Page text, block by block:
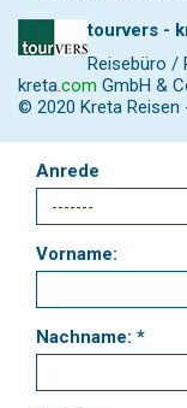
tourvers -
Reisebüro /
kreta.com GmbH &
© 2020 Kreta Reisen
Anrede
Vorname:
Nachname: *